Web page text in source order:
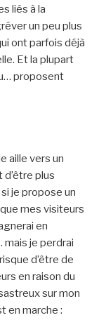
liés à la
un peu plus
ont parfois déjà
Et la plupart
proposent
aille vers un
plus
je propose un
mes visiteurs
en
je perdrai
d’être de
en raison du
sur mon
en marche :